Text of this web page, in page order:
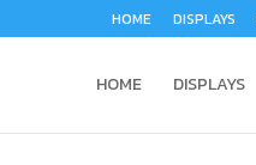
HOME DISPLAYS
HOME DISPLAYS